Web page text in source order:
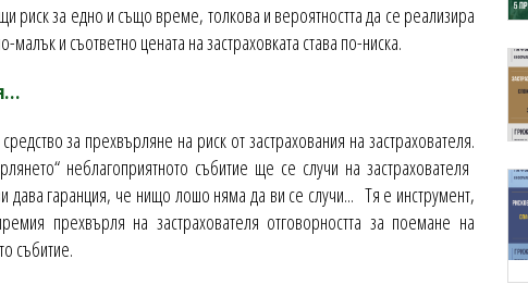
риск за едно и също време, толкова и вероятността да се реализира
и съответно цената на застраховката става по-ниска.
за прехвърляне на риск от застрахования на застрахователя.
неблагоприятното събитие ще се случи на застрахователя
дава гаранция, че нищо лошо няма да ви се случи... Тя е инструмент,
прехвърля на застрахователя отговорността за поемане на
събитие.